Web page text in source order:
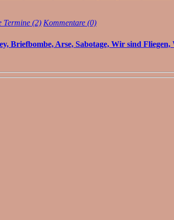
Termine (2) Kommentare (0)
Briefbombe, Arse, Sabotage, Wir sind Fliegen,